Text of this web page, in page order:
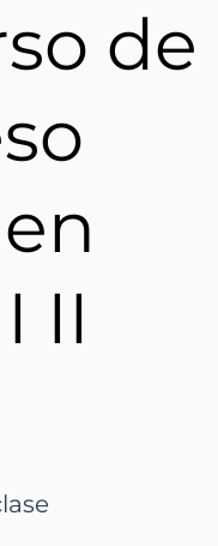
de
II